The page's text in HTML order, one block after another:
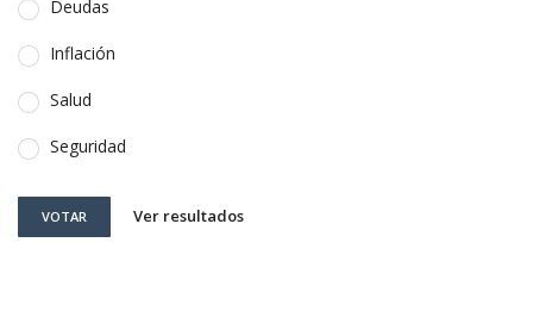
Deudas
Inflación
Salud
Seguridad
VOTAR Ver resultados